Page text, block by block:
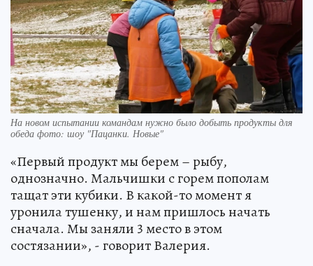
На новом испытании командам нужно было добыть продукты для
обеда фото: шоу "Пацанки. Новые"
«Первый продукт мы берем – рыбу,
однозначно. Мальчишки с горем пополам
тащат эти кубики. В какой-то момент я
уронила тушенку, и нам пришлось начать
сначала. Мы заняли 3 место в этом
состязании», - говорит Валерия.